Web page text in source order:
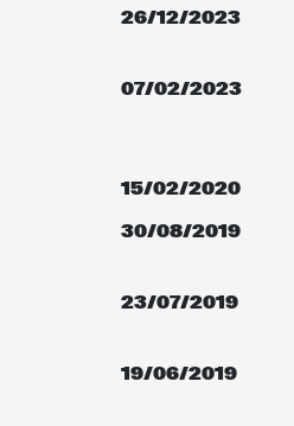
26/12/2023
07/02/2023
15/02/2020
30/08/2019
23/07/2019
19/06/2019